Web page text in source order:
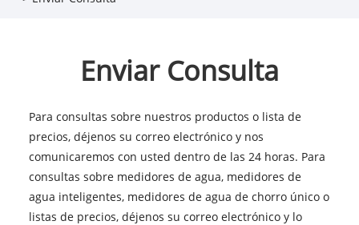
Enviar Consulta
Para consultas sobre nuestros productos o lista de
precios, déjenos su correo electrónico y nos
comunicaremos con usted dentro de las 24 horas. Para
consultas sobre medidores de agua, medidores de
agua inteligentes, medidores de agua de chorro único o
listas de precios, déjenos su correo electrónico y lo